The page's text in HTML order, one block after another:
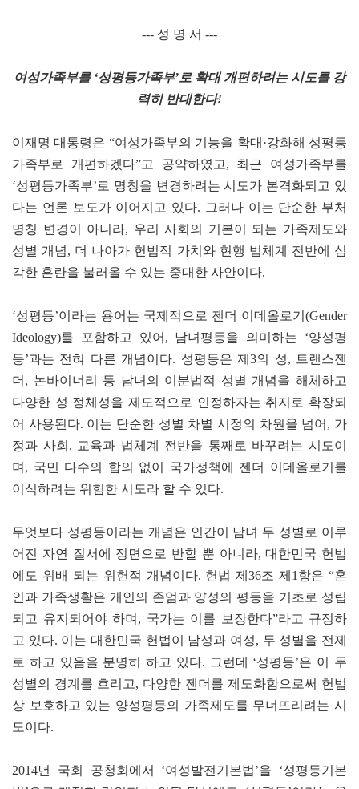
--- 성 명 서 ---
여성가족부를 ‘성평등가족부’로 확대 개편하려는 시도를 강
력히 반대한다!
이재명 대통령은 “여성가족부의 기능을 확대·강화해 성평등
가족부로 개편하겠다”고 공약하였고, 최근 여성가족부를
‘성평등가족부’로 명칭을 변경하려는 시도가 본격화되고 있
다는 언론 보도가 이어지고 있다. 그러나 이는 단순한 부처
명칭 변경이 아니라, 우리 사회의 기본이 되는 가족제도와
성별 개념, 더 나아가 헌법적 가치와 현행 법체계 전반에 심
각한 혼란을 불러올 수 있는 중대한 사안이다.
‘성평등’이라는 용어는 국제적으로 젠더 이데올로기(Gender
Ideology)를 포함하고 있어, 남녀평등을 의미하는 ‘양성평
등’과는 전혀 다른 개념이다. 성평등은 제3의 성, 트랜스젠
더, 논바이너리 등 남녀의 이분법적 성별 개념을 해체하고
다양한 성 정체성을 제도적으로 인정하자는 취지로 확장되
어 사용된다. 이는 단순한 성별 차별 시정의 차원을 넘어, 가
정과 사회, 교육과 법체계 전반을 통째로 바꾸려는 시도이
며, 국민 다수의 합의 없이 국가정책에 젠더 이데올로기를
이식하려는 위험한 시도라 할 수 있다.
무엇보다 성평등이라는 개념은 인간이 남녀 두 성별로 이루
어진 자연 질서에 정면으로 반할 뿐 아니라, 대한민국 헌법
에도 위배 되는 위헌적 개념이다. 헌법 제36조 제1항은 “혼
인과 가족생활은 개인의 존엄과 양성의 평등을 기초로 성립
되고 유지되어야 하며, 국가는 이를 보장한다”라고 규정하
고 있다. 이는 대한민국 헌법이 남성과 여성, 두 성별을 전제
로 하고 있음을 분명히 하고 있다. 그런데 ‘성평등’은 이 두
성별의 경계를 흐리고, 다양한 젠더를 제도화함으로써 헌법
상 보호하고 있는 양성평등의 가족제도를 무너뜨리려는 시
도이다.
2014년 국회 공청회에서 ‘여성발전기본법’을 ‘성평등기본